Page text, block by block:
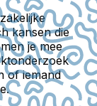
kansen die
je mee
of iemand